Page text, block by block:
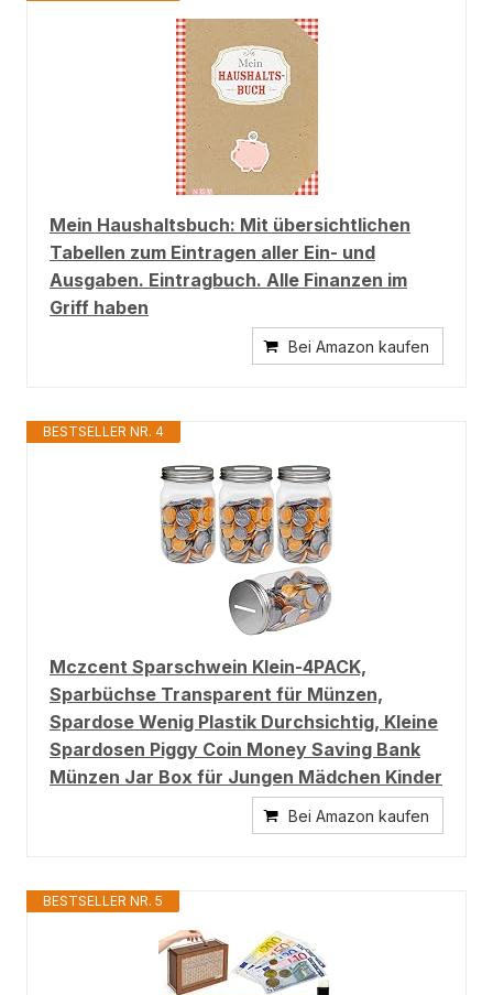
Mein Haushaltsbuch: Mit übersichtlichen
Tabellen zum Eintragen aller Ein- und
Ausgaben. Eintragbuch. Alle Finanzen im
Griff haben
Bei Amazon kaufen
BESTSELLER NR. 4
Mczcent Sparschwein Klein-4PACK,
Sparbüchse Transparent für Münzen,
Spardose Wenig Plastik Durchsichtig, Kleine
Spardosen Piggy Coin Money Saving Bank
Münzen Jar Box für Jungen Mädchen Kinder
Bei Amazon kaufen
BESTSELLER NR. 5